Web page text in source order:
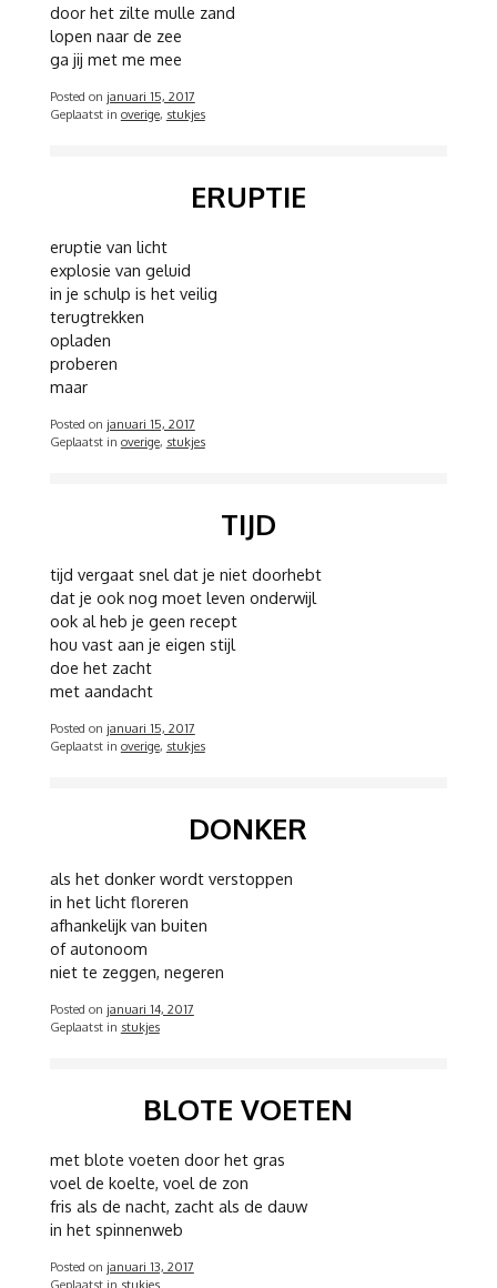
door het zilte mulle zand
lopen naar de zee
ga jij met me mee
Posted on januari 15, 2017
Geplaatst in overige, stukjes
ERUPTIE
eruptie van licht
explosie van geluid
in je schulp is het veilig
terugtrekken
opladen
proberen
maar
Posted on januari 15, 2017
Geplaatst in overige, stukjes
TIJD
tijd vergaat snel dat je niet doorhebt
dat je ook nog moet leven onderwijl
ook al heb je geen recept
hou vast aan je eigen stijl
doe het zacht
met aandacht
Posted on januari 15, 2017
Geplaatst in overige, stukjes
DONKER
als het donker wordt verstoppen
in het licht floreren
afhankelijk van buiten
of autonoom
niet te zeggen, negeren
Posted on januari 14, 2017
Geplaatst in stukjes
BLOTE VOETEN
met blote voeten door het gras
voel de koelte, voel de zon
fris als de nacht, zacht als de dauw
in het spinnenweb
Posted on januari 13, 2017
Geplaatst in stukjes